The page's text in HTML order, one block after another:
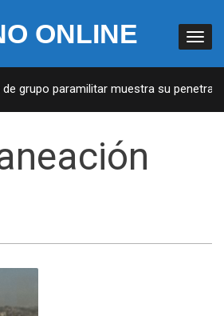
ONLINE
grupo paramilitar muestra su